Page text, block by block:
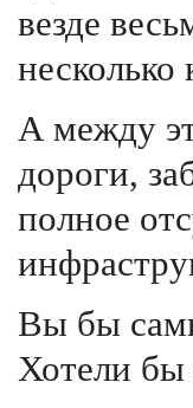
везде
А между
дороги,
полное
Вы бы
Хотели бы